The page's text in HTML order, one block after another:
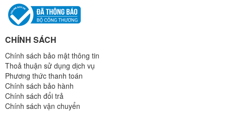
CHÍNH SÁCH
Chính sách bảo mật thông tin
Thoả thuận sử dụng dịch vụ
Phương thức thanh toán
Chính sách bảo hành
Chính sách đổi trả
Chính sách vận chuyển